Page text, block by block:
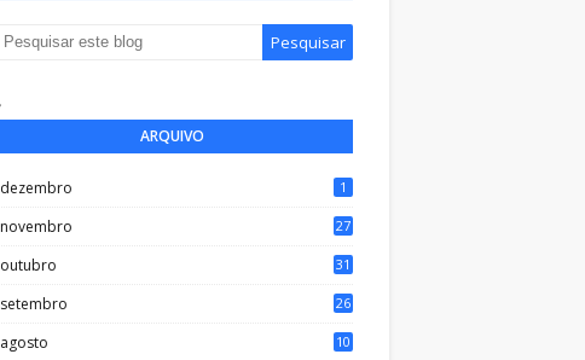
ARQUIVO
dezembro 1
novembro 27
outubro 31
setembro 26
agosto 10